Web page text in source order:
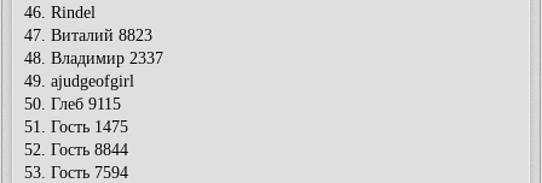
46. Rindel
47. Виталий 8823
48. Владимир 2337
49. ajudgeofgirl
50. Глеб 9115
51. Гость 1475
52. Гость 8844
53. Гость 7594